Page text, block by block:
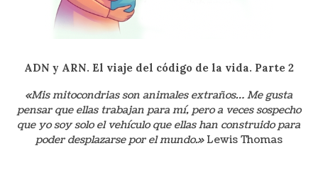
ADN y ARN. El viaje del código de la vida. Parte 2
«Mis mitocondrias son animales extraños… Me gusta
pensar que ellas trabajan para mí, pero a veces sospecho
que yo soy solo el vehículo que ellas han construido para
poder desplazarse por el mundo.»Lewis Thomas